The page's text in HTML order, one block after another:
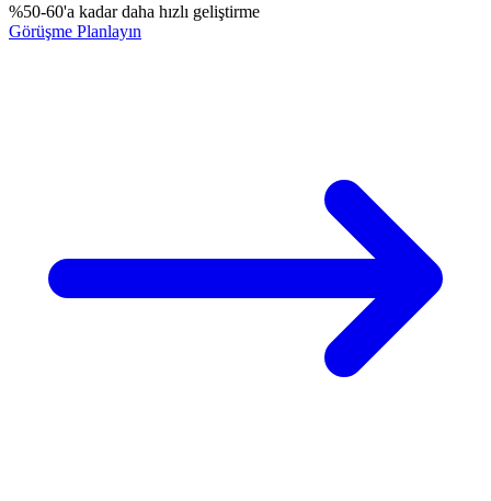
%50-60'a kadar daha hızlı geliştirme
Görüşme Planlayın